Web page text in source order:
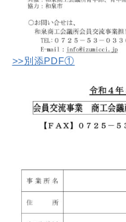
>>別添PDF①